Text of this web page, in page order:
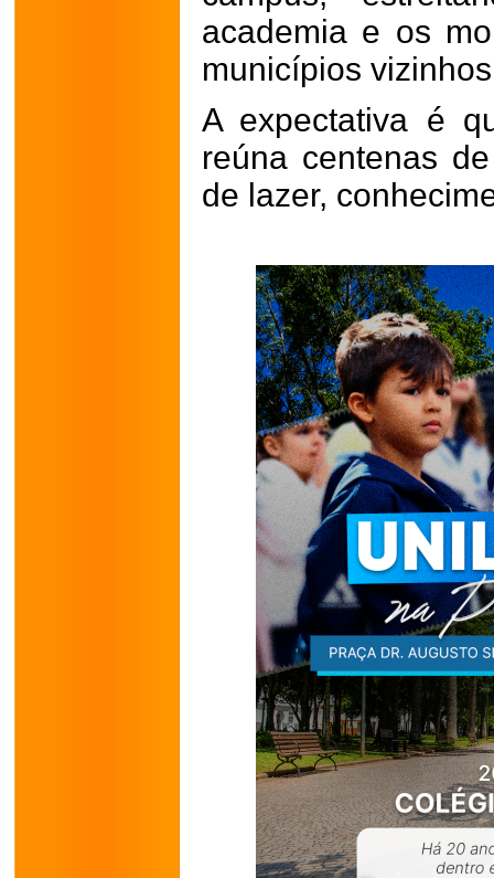
academia e os
municípios
A expectativa é
reúna centenas
de lazer,